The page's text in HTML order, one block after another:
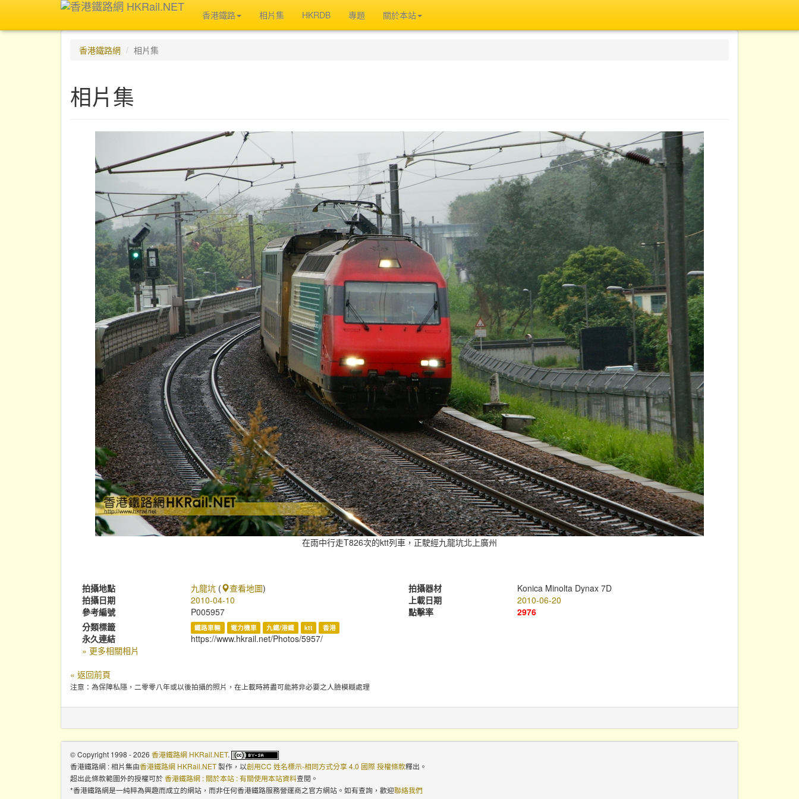
香港鐵路 相片集 HKRDB 專題 關於本站
香港鐵路網 相片集
相片集
在雨中行走T826次的ktt列車，正駛經九龍坑北上廣州
拍攝地點 九龍坑 ( 查看地圖) 拍攝器材
Konica Minolta Dynax 7D
拍攝日期
2010-04-10 上載日期
2010-06-20
參考編號
P005957 點擊率
2976
分類標籤
鐵路車輛 電力機車 九鐵/港鐵 ktt 香港
永久連結
https://www.hkrail.net/Photos/5957/
» 更多相關相片
« 返回前頁
注意：為保障私隱，二零零八年或以後拍攝的照片，在上載時將盡可能將非必要之人臉模糊處理
© Copyright 1998 - 2026 香港鐵路網 HKRail.NET.
香港鐵路網 : 相片集由香港鐵路網 HKRail.NET製作，以創用CC 姓名標示-相同方式分享 4.0 國際 授權條款釋出。
超出此條款範圍外的授權可於香港鐵路網 : 關於本站 : 有關使用本站資料查閱。
*香港鐵路網是一純粹為興趣而成立的網站，而非任何香港鐵路服務營運商之官方網站。如有查詢，歡迎聯絡我們